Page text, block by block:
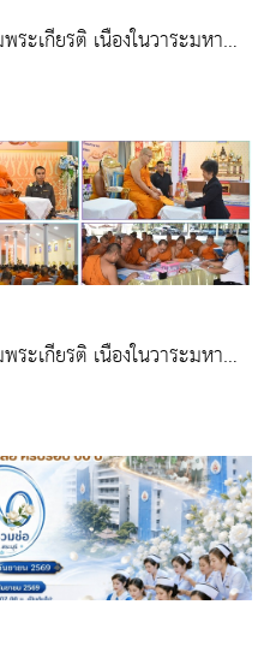
ระเกียรติ เนื่องในวาระมหา
งศาคตญาณ สมเด็จพระ
นักปฏิบัติธรรมสิริธรรมมุนี
ระเกียรติ เนื่องในวาระมหา
งศาคตญาณ สมเด็จพระ
อุดมธานี อำเภอเมือง